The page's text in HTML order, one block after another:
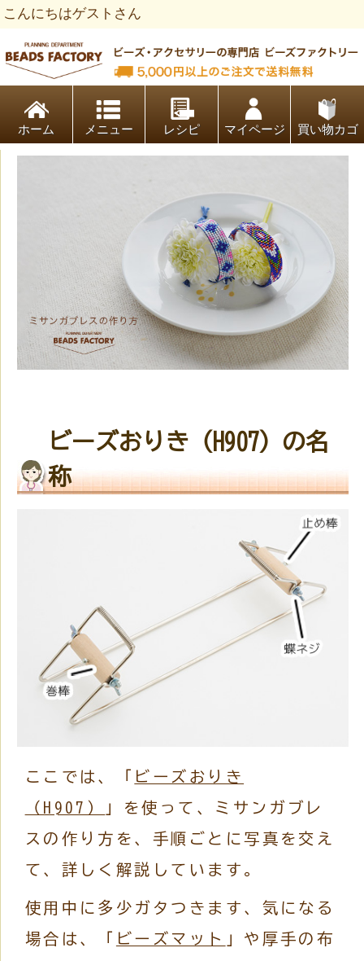
こんにちはゲストさん
ホーム レシピ マイページ 買い物カゴ
ビーズおりき（H907）の名
称
ここでは、「
ビーズおりき
（H907）
」を使って、ミサンガブレ
スの作り方を、手順ごとに写真を交え
て、詳しく解説しています。
使用中に多少ガタつきます、気になる
場合は、「
ビーズマット
」や厚手の布